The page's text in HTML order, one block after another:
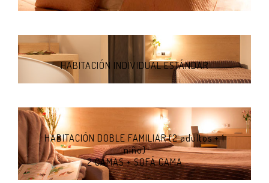
HABITACIÓN INDIVIDUAL ESTÁNDAR
HABITACIÓN DOBLE FAMILIAR (2 adultos + 1
niño)
2 CAMAS + SOFÁ CAMA